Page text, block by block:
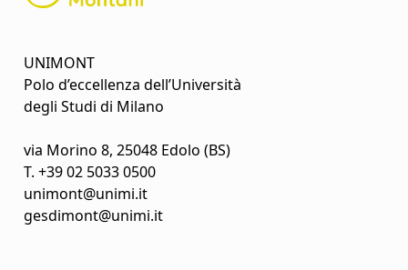
UNIMONT
Polo d’eccellenza dell’Università
degli Studi di Milano
via Morino 8, 25048 Edolo (BS)
T. +39 02 5033 0500
unimont@unimi.it
gesdimont@unimi.it